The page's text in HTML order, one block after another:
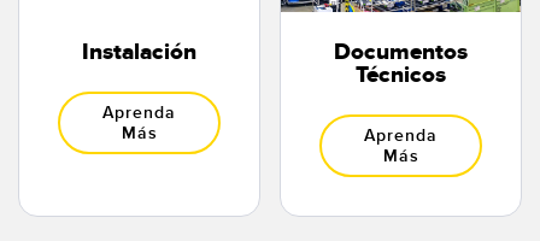
Instalación
Aprenda
Más
Documentos
Técnicos
Aprenda
Más